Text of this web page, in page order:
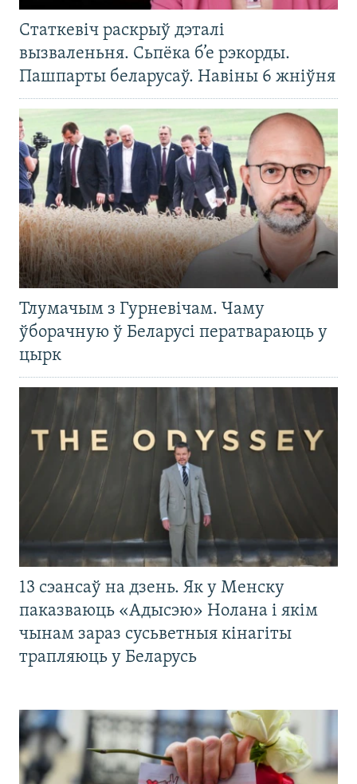
Статкевіч раскрыў дэталі
вызваленьня. Сьпёка б’е рэкорды.
Пашпарты беларусаў. Навіны 6 жніўня
Тлумачым з Гурневічам. Чаму
ўборачную ў Беларусі ператвараюць у
цырк
13 сэансаў на дзень. Як у Менску
паказваюць «Адысэю» Нолана і якім
чынам зараз сусьветныя кінагіты
трапляюць у Беларусь